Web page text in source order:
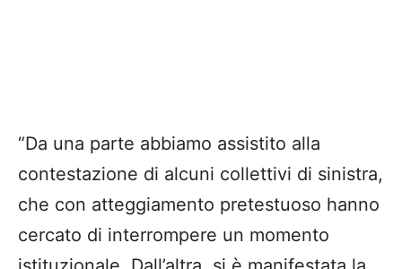
“Da una parte abbiamo assistito alla
contestazione di alcuni collettivi di sinistra,
che con atteggiamento pretestuoso hanno
cercato di interrompere un momento